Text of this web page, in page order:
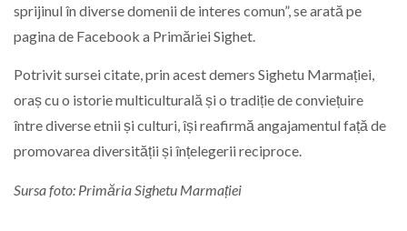
sprijinul în diverse domenii de interes comun”, se arată pe
pagina de Facebook a Primăriei Sighet.
Potrivit sursei citate, prin acest demers Sighetu Marmației,
oraș cu o istorie multiculturală și o tradiție de conviețuire
între diverse etnii și culturi, își reafirmă angajamentul față de
promovarea diversității și înțelegerii reciproce.
Sursa foto: Primăria Sighetu Marmației